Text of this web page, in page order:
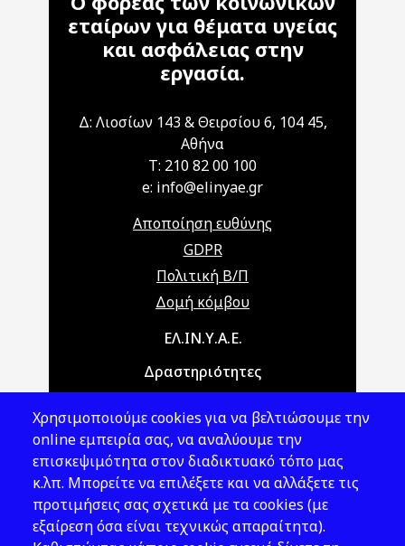
εταίρων για θέματα υγείας
και ασφάλειας στην
εργασία.
Δ: Λιοσίων 143 & Θειρσίου 6, 104 45,
Αθήνα
T: 210 82 00 100
e: info@elinyae.gr
Αποποίηση ευθύνης
GDPR
Πολιτική Β/Π
Δομή κόμβου
Main navigationΕΛ.ΙΝ.Υ.Α.Ε.
Δραστηριότητες
Νομοθεσία
Εκδόσεις
Νέα - Εκδηλώσεις
Ακολουθήστε μας
Χρησιμοποιούμε cookies για να βελτιώσουμε την
online εμπειρία σας, να αναλύουμε την
επισκεψιμότητα στον διαδικτυακό τόπο μας
κ.λπ. Μπορείτε να επιλέξετε και να αλλάξετε τις
προτιμήσεις σας σχετικά με τα cookies (με
εξαίρεση όσα είναι τεχνικώς απαραίτητα).